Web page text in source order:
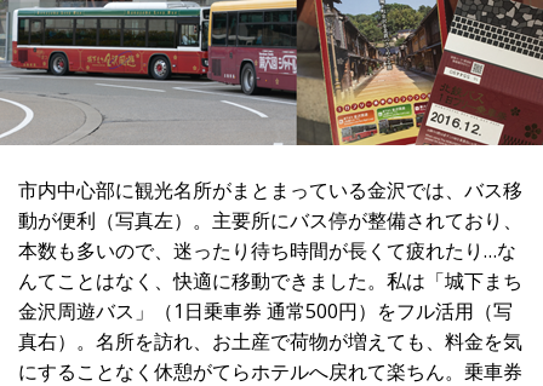
市内中心部に観光名所がまとまっている金沢では、バス移
動が便利（写真左）。主要所にバス停が整備されており、
本数も多いので、迷ったり待ち時間が長くて疲れたり…な
んてことはなく、快適に移動できました。私は「城下まち
金沢周遊バス」（1日乗車券 通常500円）をフル活用（写
真右）。名所を訪れ、お土産で荷物が増えても、料金を気
にすることなく休憩がてらホテルへ戻れて楽ちん。乗車券